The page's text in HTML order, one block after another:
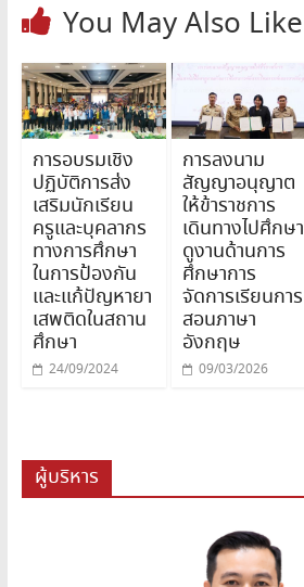
You May Also Like
การอบรมเชิง
ปฏิบัติการส่ง
เสริมนักเรียน
ครูและบุคลากร
ทางการศึกษา
ในการป้องกัน
และแก้ปัญหายา
เสพติดในสถาน
ศึกษา
24/09/2024
การลงนาม
สัญญาอนุญาต
ให้ข้าราชการ
เดินทางไปศึกษา
ดูงานด้านการ
ศึกษาการ
จัดการเรียนการ
สอนภาษา
อังกฤษ
09/03/2026
ผู้บริหาร